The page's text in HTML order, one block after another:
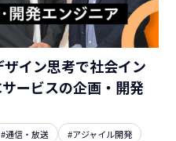
ザイン思考で社会イン
ービスの企画・開発
#通信・放送
#アジャイル開発